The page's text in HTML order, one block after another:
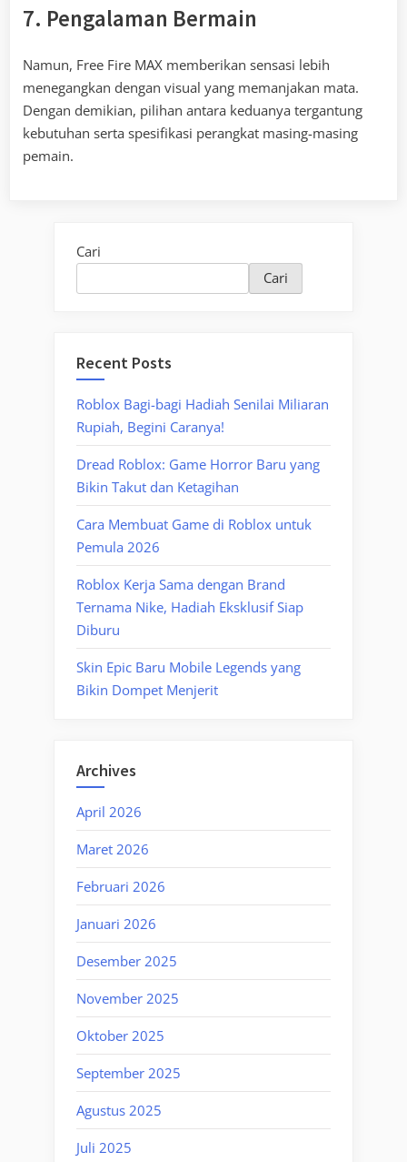
7. Pengalaman Bermain
Namun, Free Fire MAX memberikan sensasi lebih
menegangkan dengan visual yang memanjakan mata.
Dengan demikian, pilihan antara keduanya tergantung
kebutuhan serta spesifikasi perangkat masing-masing
pemain.
Cari
Cari
Recent Posts
Roblox Bagi-bagi Hadiah Senilai Miliaran
Rupiah, Begini Caranya!
Dread Roblox: Game Horror Baru yang
Bikin Takut dan Ketagihan
Cara Membuat Game di Roblox untuk
Pemula 2026
Roblox Kerja Sama dengan Brand
Ternama Nike, Hadiah Eksklusif Siap
Diburu
Skin Epic Baru Mobile Legends yang
Bikin Dompet Menjerit
Archives
April 2026
Maret 2026
Februari 2026
Januari 2026
Desember 2025
November 2025
Oktober 2025
September 2025
Agustus 2025
Juli 2025